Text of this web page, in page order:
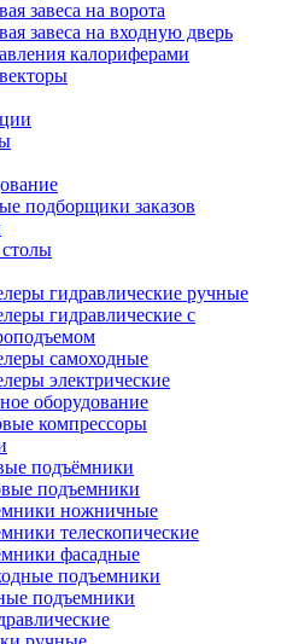
завеса на ворота
завеса на входную дверь
калориферами
подборщики заказов
гидравлические ручные
гидравлические с
самоходные
электрические
оборудование
компрессоры
подъёмники
подъемники
ножничные
телескопические
фасадные
подъемники
подъемники